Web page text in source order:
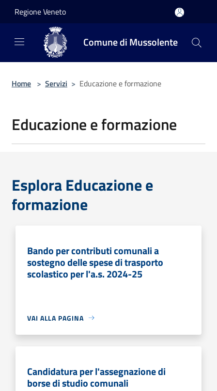
Regione Veneto
Comune di Mussolente
Home > Servizi > Educazione e formazione
Educazione e formazione
Esplora Educazione e
formazione
Bando per contributi comunali a
sostegno delle spese di trasporto
scolastico per l'a.s. 2024-25
VAI ALLA PAGINA
Candidatura per l'assegnazione di
borse di studio comunali